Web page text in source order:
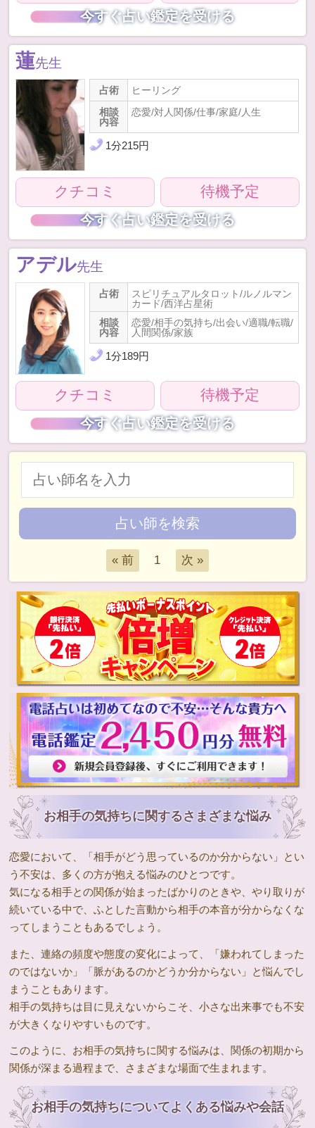
今すぐ占い鑑定を受ける
蓮先生
占術
ヒーリング
相談
内容
恋愛/対人関係/仕事/家庭/人生
1分215円
クチコミ 待機予定
今すぐ占い鑑定を受ける
アデル先生
占術
スピリチュアルタロット/ルノルマン
カード/西洋占星術
相談
内容
恋愛/相手の気持ち/出会い/適職/転職/
人間関係/家族
1分189円
クチコミ 待機予定
今すぐ占い鑑定を受ける
« 前 1 次 »
お相手の気持ちに関するさまざまな悩み
恋愛において、「相手がどう思っているのか分からない」とい
う不安は、多くの方が抱える悩みのひとつです。
気になる相手との関係が始まったばかりのときや、やり取りが
続いている中で、ふとした言動から相手の本音が分からなくな
ってしまうこともあるでしょう。
また、連絡の頻度や態度の変化によって、「嫌われてしまった
のではないか」「脈があるのかどうか分からない」と悩んでし
まうこともあります。
相手の気持ちは目に見えないからこそ、小さな出来事でも不安
が大きくなりやすいものです。
このように、お相手の気持ちに関する悩みは、関係の初期から
関係が深まる過程まで、さまざまな場面で生まれます。
お相手の気持ちについてよくある悩みや会話